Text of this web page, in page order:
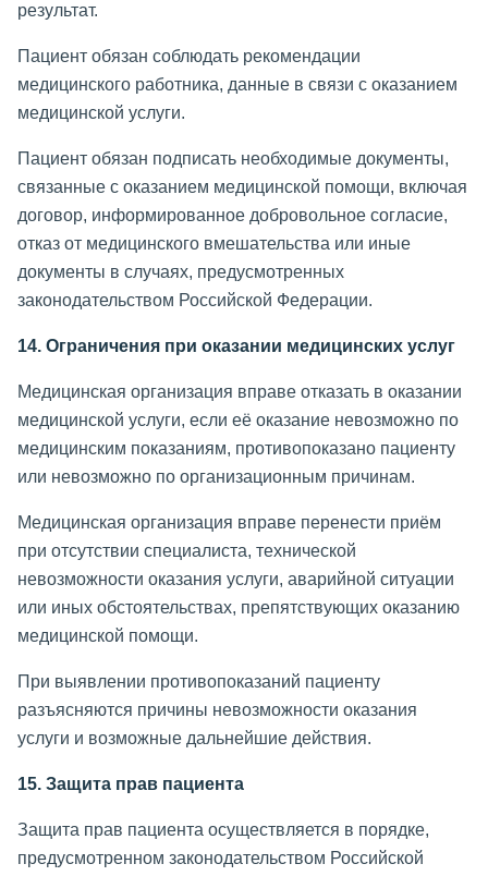
результат.
Пациент обязан соблюдать рекомендации
медицинского работника, данные в связи с оказанием
медицинской услуги.
Пациент обязан подписать необходимые документы,
связанные с оказанием медицинской помощи, включая
договор, информированное добровольное согласие,
отказ от медицинского вмешательства или иные
документы в случаях, предусмотренных
законодательством Российской Федерации.
14. Ограничения при оказании медицинских услуг
Медицинская организация вправе отказать в оказании
медицинской услуги, если её оказание невозможно по
медицинским показаниям, противопоказано пациенту
или невозможно по организационным причинам.
Медицинская организация вправе перенести приём
при отсутствии специалиста, технической
невозможности оказания услуги, аварийной ситуации
или иных обстоятельствах, препятствующих оказанию
медицинской помощи.
При выявлении противопоказаний пациенту
разъясняются причины невозможности оказания
услуги и возможные дальнейшие действия.
15. Защита прав пациента
Защита прав пациента осуществляется в порядке,
предусмотренном законодательством Российской